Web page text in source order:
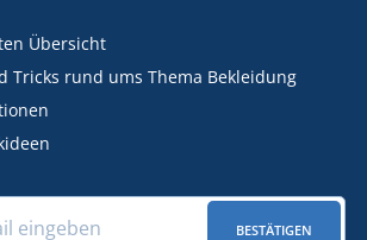
Übersicht
Tricks rund ums Thema Bekleidung
BESTÄTIGEN